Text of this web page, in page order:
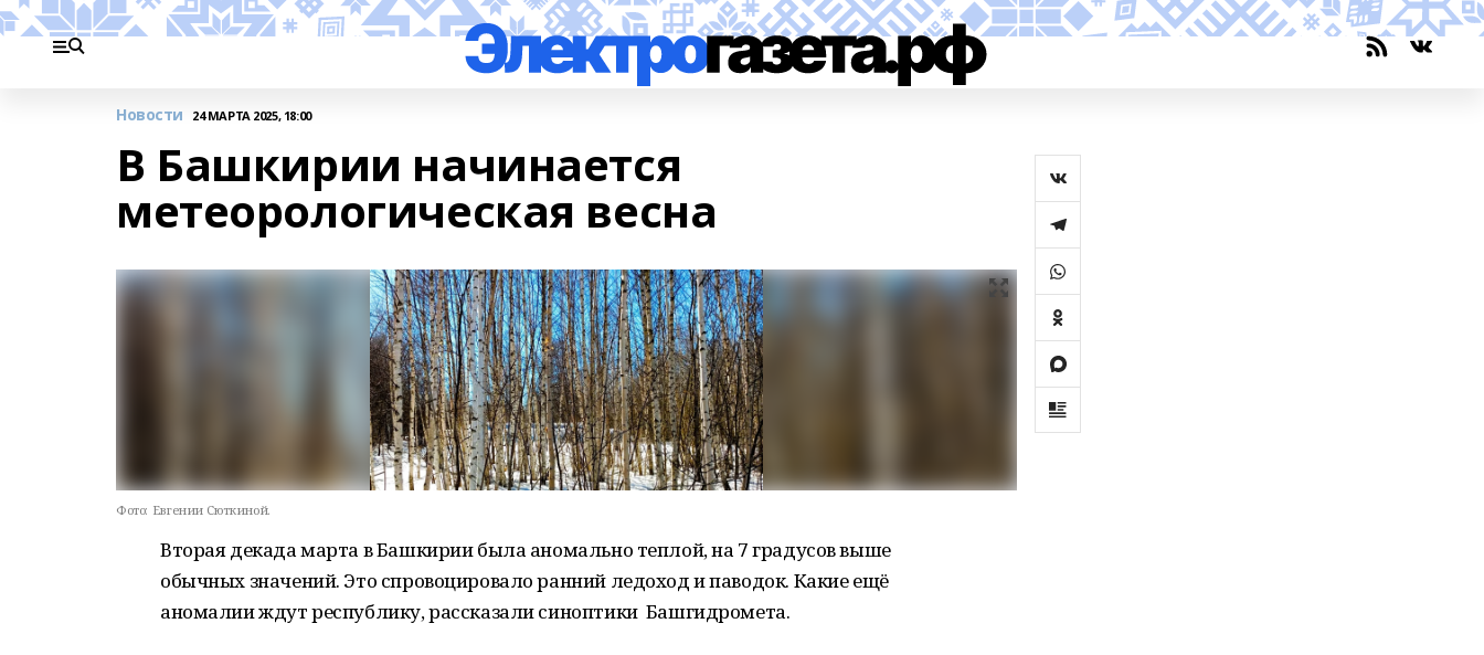
Новости 24 МАРТА 2025, 18:00
В Башкирии начинается
метеорологическая весна
Фото: Евгении Сюткиной.
Вторая декада марта в Башкирии была аномально теплой, на 7 градусов выше
обычных значений. Это спровоцировало ранний ледоход и паводок. Какие ещё
аномалии ждут республику, рассказали синоптики Башгидромета.